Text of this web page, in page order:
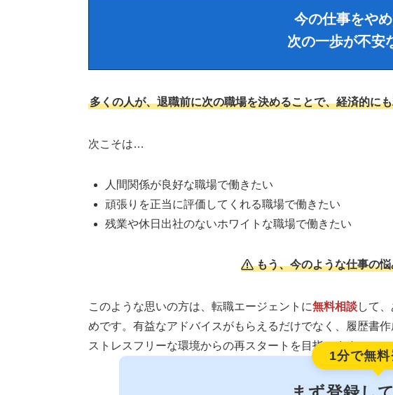
今の仕事をやめ
次の一歩が不安
多くの人が、退職前に次の職場を決めることで、経済的に
次こそは…
人間関係が良好な職場で働きたい
頑張りを正当に評価してくれる職場で働きたい
残業や休日出社のないホワイトな職場で働きたい
もう、今のような仕事の
このような思いの方は、転職エージェントに無料相談して
めです。有益なアドバイスがもらえるだけでなく、履歴書
ストレスフリーな環境からの再スタートを目指せます。
1分で無料